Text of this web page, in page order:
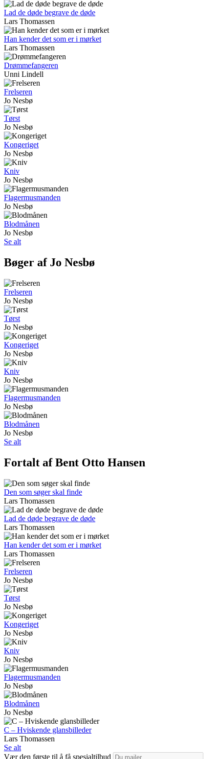
Lad de døde begrave de døde
Lars Thomassen
Han kender det som er i mørket
Lars Thomassen
Drømmefangeren
Unni Lindell
Frelseren
Jo Nesbø
Tørst
Jo Nesbø
Kongeriget
Jo Nesbø
Kniv
Jo Nesbø
Flagermusmanden
Jo Nesbø
Blodmånen
Jo Nesbø
Se alt
Bøger af Jo Nesbø
Frelseren
Jo Nesbø
Tørst
Jo Nesbø
Kongeriget
Jo Nesbø
Kniv
Jo Nesbø
Flagermusmanden
Jo Nesbø
Blodmånen
Jo Nesbø
Se alt
Fortalt af Bent Otto Hansen
Den som søger skal finde
Lars Thomassen
Lad de døde begrave de døde
Lars Thomassen
Han kender det som er i mørket
Lars Thomassen
Frelseren
Jo Nesbø
Tørst
Jo Nesbø
Kongeriget
Jo Nesbø
Kniv
Jo Nesbø
Flagermusmanden
Jo Nesbø
Blodmånen
Jo Nesbø
C – Hviskende glansbilleder
Lars Thomassen
Se alt
Vær den første til å få spesialtilbud